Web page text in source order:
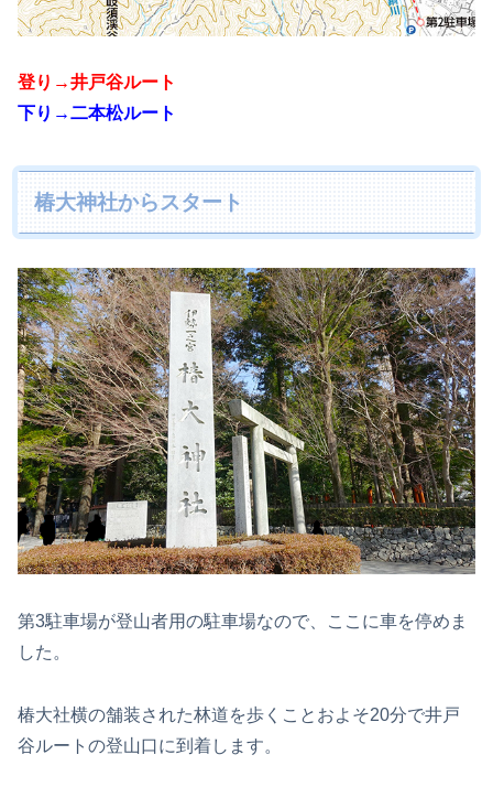
登り→井戸谷ルート
下り→二本松ルート
椿大神社からスタート
第3駐車場が登山者用の駐車場なので、ここに車を停めま
した。
椿大社横の舗装された林道を歩くことおよそ20分で井戸
谷ルートの登山口に到着します。